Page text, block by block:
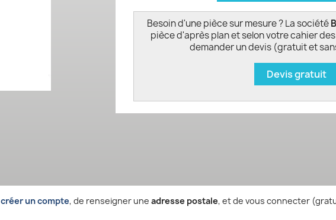
Besoin d'une pièce sur mesure ? La société
pièce d'après plan et selon votre cahier
demander un devis (gratuit et
Devis gratuit
créer un compte, de renseigner une adresse postale, et de vous connecter